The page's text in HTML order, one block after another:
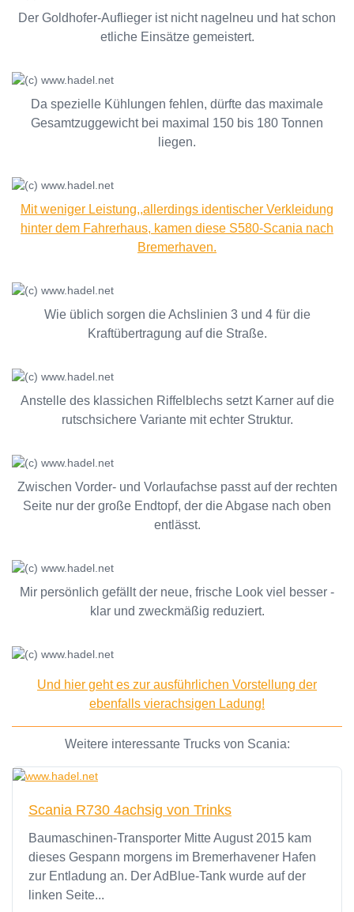
Der Goldhofer-Auflieger ist nicht nagelneu und hat schon
etliche Einsätze gemeistert.
Da spezielle Kühlungen fehlen, dürfte das maximale
Gesamtzuggewicht bei maximal 150 bis 180 Tonnen
liegen.
Mit weniger Leistung,,allerdings identischer Verkleidung
hinter dem Fahrerhaus, kamen diese S580-Scania nach
Bremerhaven.
Wie üblich sorgen die Achslinien 3 und 4 für die
Kraftübertragung auf die Straße.
Anstelle des klassichen Riffelblechs setzt Karner auf die
rutschsichere Variante mit echter Struktur.
Zwischen Vorder- und Vorlaufachse passt auf der rechten
Seite nur der große Endtopf, der die Abgase nach oben
entlässt.
Mir persönlich gefällt der neue, frische Look viel besser -
klar und zweckmäßig reduziert.
Und hier geht es zur ausführlichen Vorstellung der
ebenfalls vierachsigen Ladung!
Weitere interessante Trucks von Scania:
Scania R730 4achsig von Trinks
Baumaschinen-Transporter Mitte August 2015 kam
dieses Gespann morgens im Bremerhavener Hafen
zur Entladung an. Der AdBlue-Tank wurde auf der
linken Seite...